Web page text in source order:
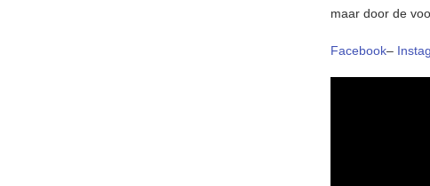
maar door de
Facebook–